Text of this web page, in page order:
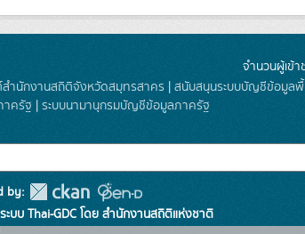
จำนวนผู้เข้า
สำนักงานสถิติจังหวัดสมุทรสาคร | สนับสนุนระบบบัญชีข้อมูล
าครัฐ | ระบบนามานุกรมบัญชีข้อมูลภาครัฐ
by:
บบ Thai-GDC โดย สำนักงานสถิติแห่งชาติ